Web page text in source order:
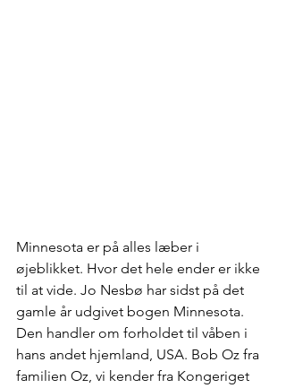
Minnesota er på alles læber i
øjeblikket. Hvor det hele ender er ikke
til at vide. Jo Nesbø har sidst på det
gamle år udgivet bogen Minnesota.
Den handler om forholdet til våben i
hans andet hjemland, USA. Bob Oz fra
familien Oz, vi kender fra Kongeriget